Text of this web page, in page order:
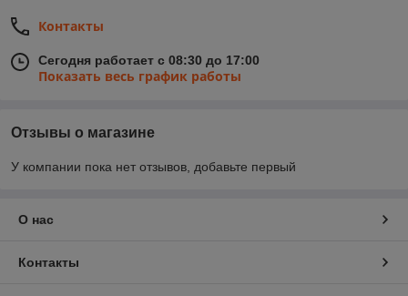
Контакты
Сегодня работает с 08:30 до 17:00
Показать весь график работы
Отзывы о магазине
У компании пока нет отзывов, добавьте первый
О нас
Контакты